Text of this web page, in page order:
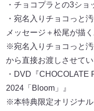
・チョコプラとの3ショ
・宛名入りチョコっと
メッセージ＋松尾が描く
※宛名入りチョコっと
から直接お渡しさせてい
・DVD『CHOCOLATE
2024「Bloom」』
※本特典限定オリジナ